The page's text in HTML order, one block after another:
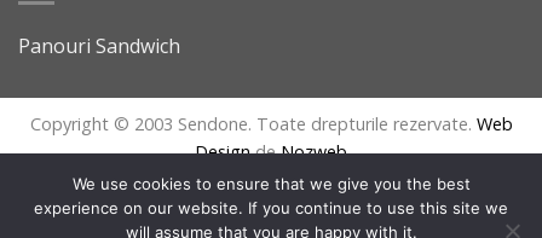
Panouri Sandwich
Copyright © 2003 Sendone. Toate drepturile rezervate. Web
DesigndeNozweb
We use cookies to ensure that we give you the best
experience on our website. If you continue to use this site we
will assume that you are happy with it.